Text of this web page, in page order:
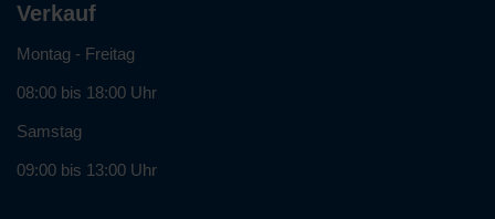
Verkauf
Montag - Freitag
08:00 bis 18:00 Uhr
Samstag
09:00 bis 13:00 Uhr